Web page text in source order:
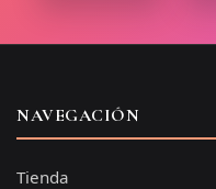
NAVEGACIÓN
Tienda